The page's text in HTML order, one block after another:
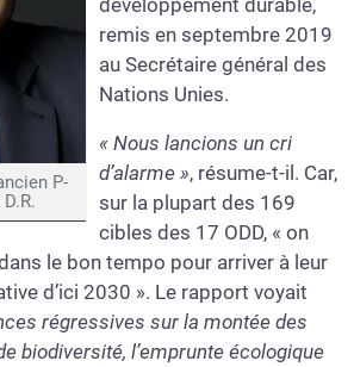
P-
remis en septembre 2019
au Secrétaire général des
Nations Unies.
« Nous lancions un cri
d’alarme », résume-t-il. Car,
sur la plupart des 169
cibles des 17 ODD, « on
le bon tempo pour arriver à leur
d’ici 2030 ». Le rapport voyait
régressives sur la montée des
biodiversité, l’emprunte écologique